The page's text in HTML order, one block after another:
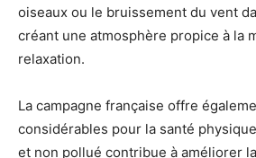
oiseaux ou le bruissement du vent
créant une atmosphère propice à la
relaxation.
La campagne française offre
considérables pour la santé
et non pollué contribue à améliorer